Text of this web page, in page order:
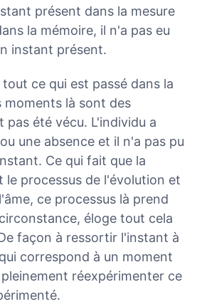
présent dans la mesure
la mémoire, il n'a pas eu
instant présent.
ce qui est passé dans la
moments là sont des
pas été vécu. L'individu a
une absence et il n'a pas pu
Ce qui fait que la
le processus de l'évolution et
ce processus là prend
éloge tout cela
façon à ressortir l'instant à
correspond à un moment
réexpérimenter ce